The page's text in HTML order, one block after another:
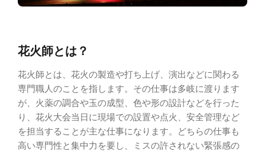
花火師とは？
花火師とは、花火の製造や打ち上げ、演出などに関わる
専門職人のことを指します。その仕事は多岐に渡ります
が、火薬の調合や玉の成型、色や形の設計などを行った
り、花火大会当日に現場での設置や点火、安全管理など
を担当することが主な仕事になります。どちらの仕事も
高い専門性と集中力を要し、ミスの許されない緊張感の